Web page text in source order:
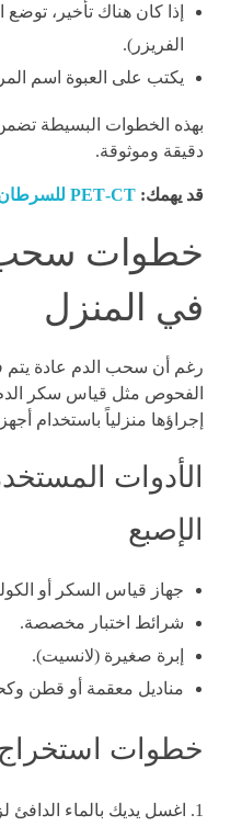
إذا كان هناك تأخير،
الفريزر).
يكتب على العبوة اسم
بهذه الخطوات البسيطة
دقيقة وموثوقة.
قد يهمك: PET‑CT للسرطان والبحث عن الورم الأولي
خطوات سحب
في المنزل
رغم أن سحب الدم عادة يتم
الفحوص مثل قياس سكر
إجراؤها منزلياً باستخدام
الأدوات
الإصبع
جهاز قياس السكر أو
شرائط اختبار مخصصة.
إبرة صغيرة (لانسيت).
مناديل معقمة أو قطن
خطوات
اغسل يديك بالماء الدافئ